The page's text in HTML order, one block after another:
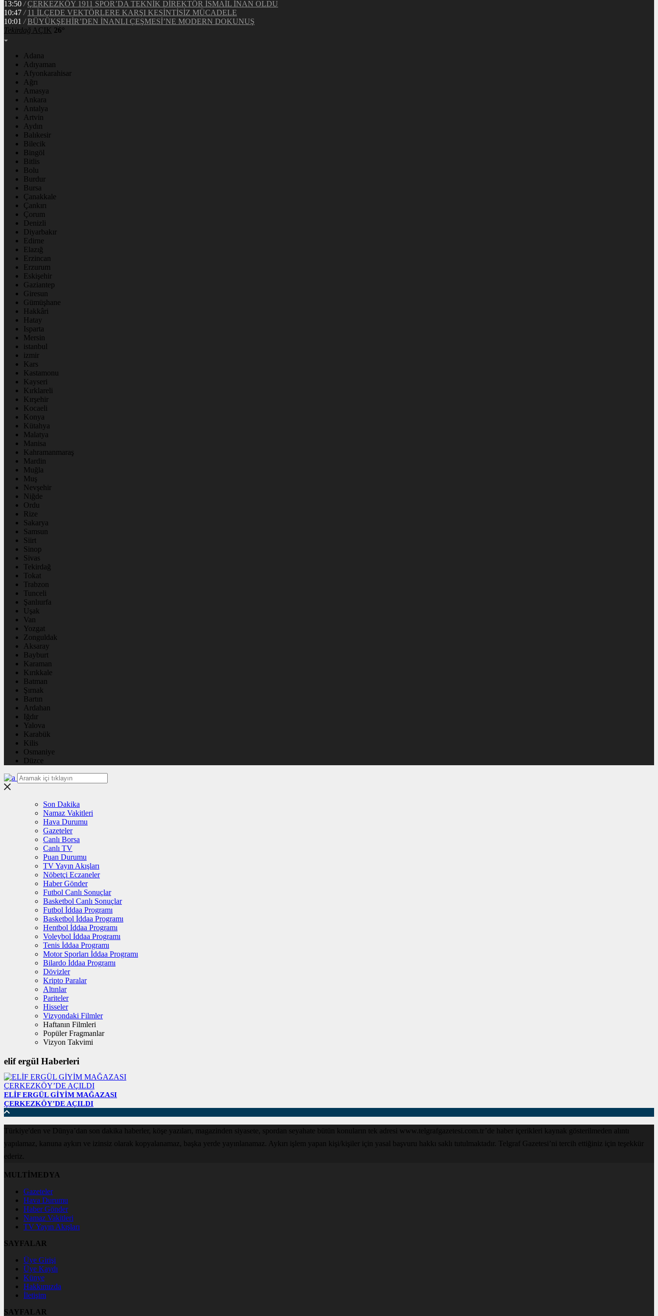
13:50 / ÇERKEZKÖY 1911 SPOR’DA TEKNİK DİREKTÖR İSMAİL İNAN OLDU
10:47 / 11 İLÇEDE VEKTÖRLERE KARŞI KESİNTİSİZ MÜCADELE
10:01 / BÜYÜKŞEHİR’DEN İNANLI ÇEŞMESİ’NE MODERN DOKUNUŞ
Tekirdağ AÇIK 26°
Adana
Adıyaman
Afyonkarahisar
Ağrı
Amasya
Ankara
Antalya
Artvin
Aydın
Balıkesir
Bilecik
Bingöl
Bitlis
Bolu
Burdur
Bursa
Çanakkale
Çankırı
Çorum
Denizli
Diyarbakır
Edirne
Elazığ
Erzincan
Erzurum
Eskişehir
Gaziantep
Giresun
Gümüşhane
Hakkâri
Hatay
Isparta
Mersin
istanbul
izmir
Kars
Kastamonu
Kayseri
Kırklareli
Kırşehir
Kocaeli
Konya
Kütahya
Malatya
Manisa
Kahramanmaraş
Mardin
Muğla
Muş
Nevşehir
Niğde
Ordu
Rize
Sakarya
Samsun
Siirt
Sinop
Sivas
Tekirdağ
Tokat
Trabzon
Tunceli
Şanlıurfa
Uşak
Van
Yozgat
Zonguldak
Aksaray
Bayburt
Karaman
Kırıkkale
Batman
Şırnak
Bartın
Ardahan
Iğdır
Yalova
Karabük
Kilis
Osmaniye
Düzce
Son Dakika
Namaz Vakitleri
Hava Durumu
Gazeteler
Canlı Borsa
Canlı TV
Puan Durumu
TV Yayın Akışları
Nöbetçi Eczaneler
Haber Gönder
Futbol Canlı Sonuçlar
Basketbol Canlı Sonuçlar
Futbol İddaa Programı
Basketbol İddaa Programı
Hentbol İddaa Programı
Voleybol İddaa Programı
Tenis İddaa Programı
Motor Sporları İddaa Programı
Bilardo İddaa Programı
Dövizler
Kripto Paralar
Altınlar
Pariteler
Hisseler
Vizyondaki Filmler
Haftanın Filmleri
Popüler Fragmanlar
Vizyon Takvimi
elif ergül Haberleri
ELİF ERGÜL GİYİM MAĞAZASI
ÇERKEZKÖY’DE AÇILDI
Türkiye'den ve Dünya’dan son dakika haberler, köşe yazıları, magazinden siyasete, spordan seyahate bütün konuların tek adresi www.telgrafgazetesi.com.tr’de haber içerikleri kaynak gösterilmeden alıntı
yapılamaz, kanuna aykırı ve izinsiz olarak kopyalanamaz, başka yerde yayınlanamaz. Aykırı işlem yapan kişi/kişiler için yasal başvuru hakkı saklı tutulmaktadır. Telgraf Gazetesi’ni tercih ettiğiniz için teşekkür
ederiz.
MULTİMEDYA
Gazeteler
Hava Durumu
Haber Gönder
Namaz Vakitleri
TV Yayın Akışları
SAYFALAR
Üye Girişi
Üye Kaydı
Künye
Hakkımızda
İletişim
SAYFALAR